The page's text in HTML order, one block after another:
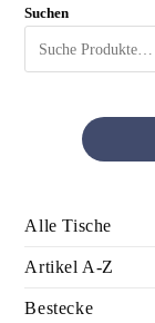
Suchen
Alle Tische
Artikel A-Z
Bestecke